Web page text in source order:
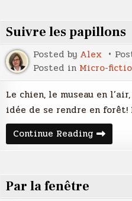
Suivre les papillons
Posted by Alex
Posted in Micro-
Le chien, le museau en
idée de se rendre en
Continue Reading Suivre
les
Par la fenêtre